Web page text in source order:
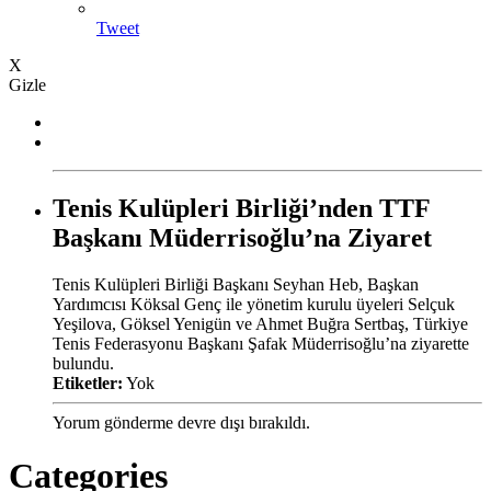
Tweet
X
Gizle
Tenis Kulüpleri Birliği’nden TTF
Başkanı Müderrisoğlu’na Ziyaret
Tenis Kulüpleri Birliği Başkanı Seyhan Heb, Başkan
Yardımcısı Köksal Genç ile yönetim kurulu üyeleri Selçuk
Yeşilova, Göksel Yenigün ve Ahmet Buğra Sertbaş, Türkiye
Tenis Federasyonu Başkanı Şafak Müderrisoğlu’na ziyarette
bulundu.
Etiketler: Yok
Yorum gönderme devre dışı bırakıldı.
Categories